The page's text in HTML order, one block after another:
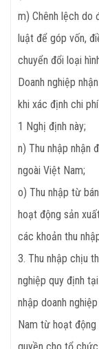
m) Chênh lệch do
luật để góp vốn,
chuyển đổi loại
Doanh nghiệp
khi xác định chi
1 Nghị định này;
n) Thu nhập nhận
ngoài Việt Nam;
o) Thu nhập từ
hoạt động sản
các khoản thu
3. Thu nhập chịu
nghiệp quy định
nhập doanh
Nam từ hoạt